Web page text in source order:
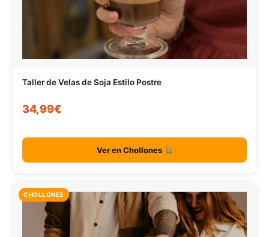
Taller de Velas de Soja Estilo Postre
34,99€
Ver en Chollones
CHOLLONES